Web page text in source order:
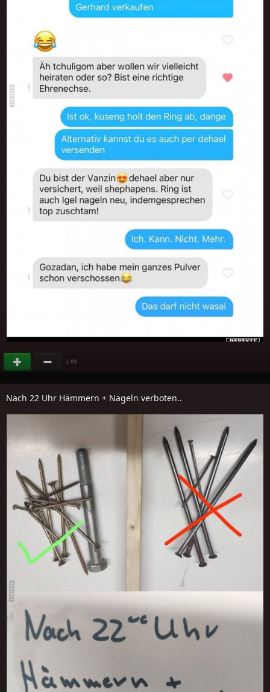
(-10)
Nach 22 Uhr Hämmern + Nageln verboten..